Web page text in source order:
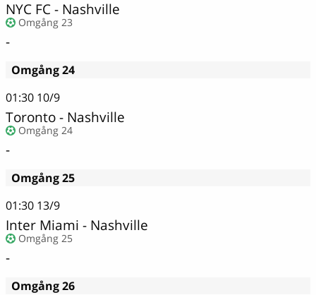
NYC FC - Nashville
Omgång 23
-
Omgång 24
01:30 10/9
Toronto - Nashville
Omgång 24
-
Omgång 25
01:30 13/9
Inter Miami - Nashville
Omgång 25
-
Omgång 26